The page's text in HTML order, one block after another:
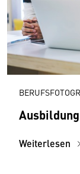
Weiterlesen